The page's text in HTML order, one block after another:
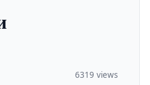
6319 views